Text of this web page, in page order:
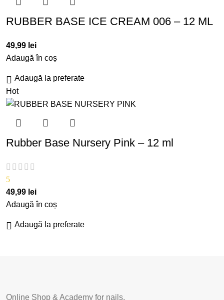
RUBBER BASE ICE CREAM 006 – 12 ML
49,99 lei
Adaugă în coș
Adaugă la preferate
Hot
Rubber Base Nursery Pink – 12 ml
5
49,99 lei
Adaugă în coș
Adaugă la preferate
Online Shop & Academy for nails.